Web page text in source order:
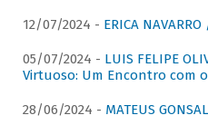
12/07/2024 - ERICA
05/07/2024 - LUIS FELIPE
Virtuoso: Um Encontro com
28/06/2024 - MATEUS